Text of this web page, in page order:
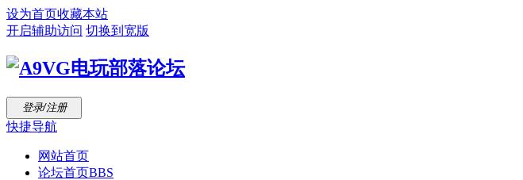
设为首页收藏本站
开启辅助访问 切换到宽版
登录/注册
快捷导航
网站首页
论坛首页BBS